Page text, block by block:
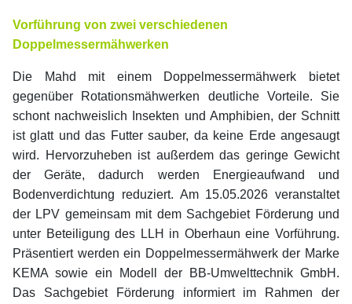
Vorführung von zwei verschiedenen
Doppelmessermähwerken
Die Mahd mit einem Doppelmessermähwerk bietet
gegenüber Rotationsmähwerken deutliche Vorteile. Sie
schont nachweislich Insekten und Amphibien, der Schnitt
ist glatt und das Futter sauber, da keine Erde angesaugt
wird. Hervorzuheben ist außerdem das geringe Gewicht
der Geräte, dadurch werden Energieaufwand und
Bodenverdichtung reduziert. Am 15.05.2026 veranstaltet
der LPV gemeinsam mit dem Sachgebiet Förderung und
unter Beteiligung des LLH in Oberhaun eine Vorführung.
Präsentiert werden ein Doppelmessermähwerk der Marke
KEMA sowie ein Modell der BB-Umwelttechnik GmbH.
Das Sachgebiet Förderung informiert im Rahmen der